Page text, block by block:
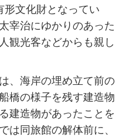
形文化財となってい
宰治にゆかりのあった
観光客などからも親し
、海岸の埋め立て前の
橋の様子を残す建造物
建造物があったことを
は同旅館の解体前に、